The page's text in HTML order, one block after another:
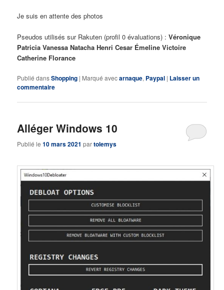
Je suis en attente des photos
Pseudos utilisés sur Rakuten (profil 0 évaluations) :Véronique
Patricia Vanessa Natacha Henri Cesar Émeline Victoire
Catherine Florance
Publié dansShopping | Marqué avecarnaque, Paypal | Laisser un
commentaire
Alléger Windows 10
Publié le10 mars 2021 partolemys